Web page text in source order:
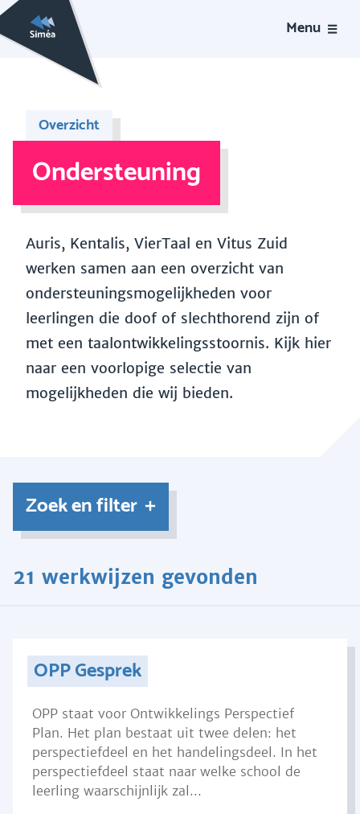
Menu
Overzicht
Ondersteuning
Auris, Kentalis, VierTaal en Vitus Zuid
werken samen aan een overzicht van
ondersteuningsmogelijkheden voor
leerlingen die doof of slechthorend zijn of
met een taalontwikkelingsstoornis. Kijk hier
naar een voorlopige selectie van
mogelijkheden die wij bieden.
Zoek en filter
21 werkwijzen gevonden
OPP Gesprek
OPP staat voor Ontwikkelings Perspectief
Plan. Het plan bestaat uit twee delen: het
perspectiefdeel en het handelingsdeel. In het
perspectiefdeel staat naar welke school de
leerling waarschijnlijk zal...